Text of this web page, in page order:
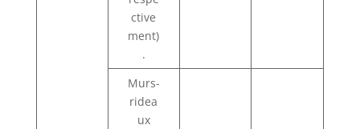
ctive
ment)
.
Murs-
ridea
ux